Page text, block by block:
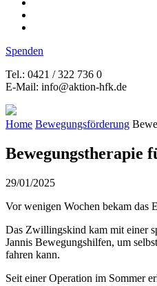
Spenden
Tel.: 0421 / 322 736 0
E-Mail: info@aktion-hfk.de
Home Bewegungsförderung
Bewegungstherapie
29/01/2025
Vor wenigen Wochen bekam
Das Zwillingskind kam mit einer
Jannis Bewegungshilfen, um
fahren kann.
Seit einer Operation im Sommer